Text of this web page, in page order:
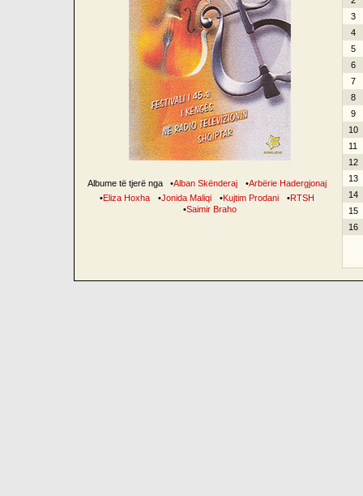
Albume të tjerë nga •Alban Skënderaj •Arbërie Hadergjonaj
•Eliza Hoxha •Jonida Maliqi •Kujtim Prodani •RTSH
•Saimir Braho
3
4
5
6
7
8
9
10
11
12
13
14
15
16